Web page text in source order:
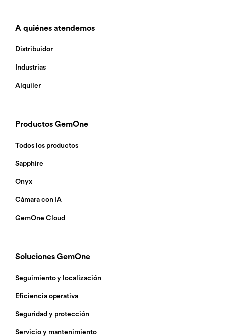
A quiénes atendemos
Distribuidor
Industrias
Alquiler
Productos GemOne
Todos los productos
Sapphire
Onyx
Cámara con IA
GemOne Cloud
Soluciones GemOne
Seguimiento y localización
Eficiencia operativa
Seguridad y protección
Servicio y mantenimiento